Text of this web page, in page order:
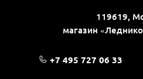
119619,
магазин
+7 495 727 06 33